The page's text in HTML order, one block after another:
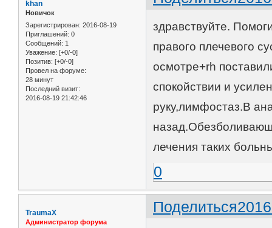
khan
Новичок
Зарегистрирован: 2016-08-19
Приглашений: 0
Сообщений: 1
Уважение: [+0/-0]
Позитив: [+0/-0]
Провел на форуме:
28 минут
Последний визит:
2016-08-19 21:42:46
здравствуйте.
правого плечевого
осмотре+rh
спокойствии и
руку,лимфостаз.В
лечения таких
0
Поделиться
TraumaX
Администратор форума